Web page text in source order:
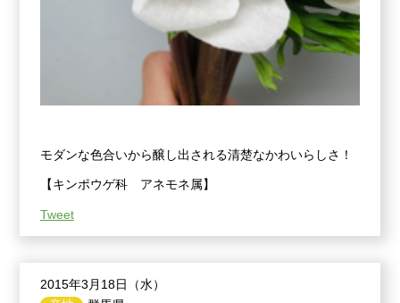
モダンな色合いから醸し出される清楚なかわいらしさ！
【キンポウゲ科 アネモネ属】
Tweet
2015年3月18日（水）